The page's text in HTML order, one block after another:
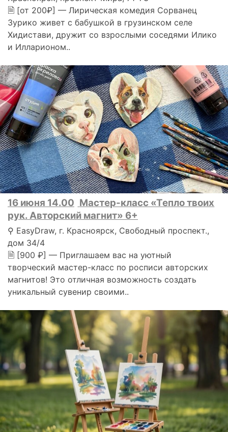
🗎 [от 200₽] — Лирическая комедия Сорванец
Зурико живет с бабушкой в грузинском селе
Хидистави, дружит со взрослыми соседями Илико
и Илларионом..
16 июня 14.00 Мастер-класс «Тепло твоих
рук. Авторский магнит» 6+
⚲ EasyDraw, г. Красноярск, Свободный проспект.,
дом 34/4
🗎 [900 ₽] — Приглашаем вас на уютный
творческий мастер-класс по росписи авторских
магнитов! Это отличная возможность создать
уникальный сувенир своими..